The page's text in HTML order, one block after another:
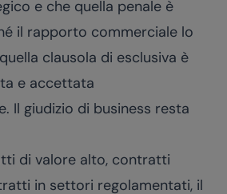
e che quella penale è
il rapporto commerciale lo
clausola di esclusiva è
e accettata
Il giudizio di business resta
di valore alto, contratti
in settori regolamentati, il